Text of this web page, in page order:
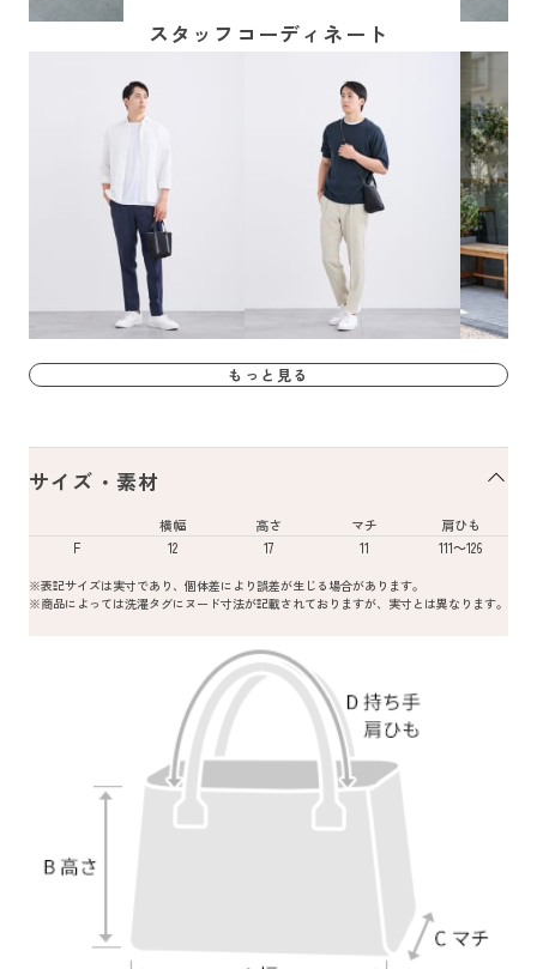
スタッフコーディネート
もっと見る
サイズ・素材
横幅 高さ マチ
肩ひも
F
12 17 11 111～126
※表記サイズは実寸であり、個体差により誤差が生じる場合があります。
※商品によっては洗濯タグにヌード寸法が記載されておりますが、実寸とは異なります。